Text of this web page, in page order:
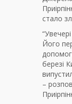
стало
Його
березі
–